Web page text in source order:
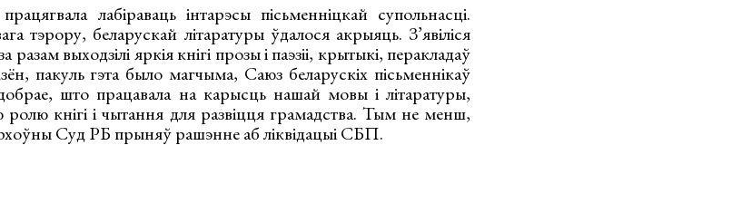
лабіраваць інтарэсы пісьменніцкай супольнасці.
тэрору, беларускай літаратуры ўдалося акрыяць. З’явіліся
выходзілі яркія кнігі прозы і паэзіі, крытыкі, перакладаў
пакуль гэта было магчыма, Саюз беларускіх пісьменнікаў
што працавала на карысць нашай мовы і літаратуры,
кнігі і чытання для развіцця грамадства. Тым не менш,
Суд РБ прыняў рашэнне аб ліквідацыі СБП.